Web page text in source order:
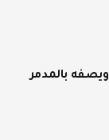
بالمدمر